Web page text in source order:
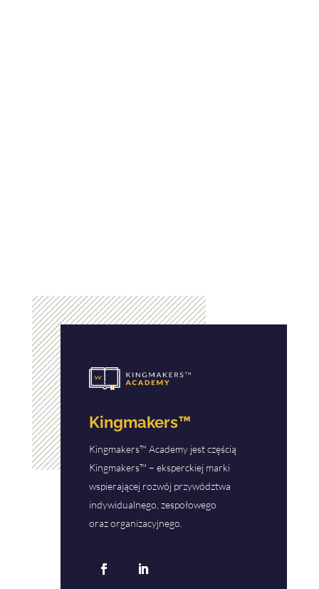
Kingmakers™
Kingmakers™ Academy jest częścią
Kingmakers™ – eksperckiej marki
wspierającej rozwój przywództwa
indywidualnego, zespołowego
oraz organizacyjnego.